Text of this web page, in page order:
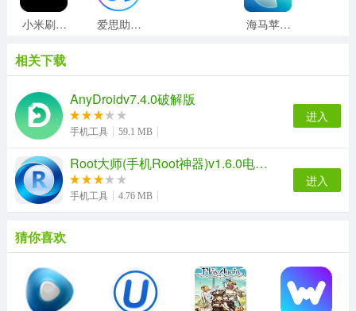
功能介绍
1、首页显示，插上手机可以自动识别机型，救砖必备
2、recovery刷机模式
3、MTK线刷工具
4、高通Miflash刷机工具
状态
6、小米刷机工具支持自动下载所有小米手机的刷机包，稳
定版、开发版、卡刷包、线刷包一应俱全
使用说明
小米刷机工具(MiFlashPro)v4.5官方版 爱思助手v7.98.12电脑官方版 海马苹果助手v5.2.6最新版
相关下载
AnyDroidv7.4.0破解版
手机工具 59.1 MB
进入
Root大师(手机Root神器)v1.6.0电脑版
手机工具 4.76 MB
进入
猜你喜欢